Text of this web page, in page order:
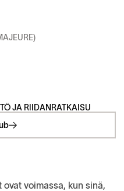
JA RIIDANRATKAISU
voimassa, kun sinä,